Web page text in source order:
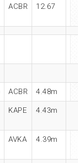
ACBR 12.67
ACBR 4.48m
KAPE 4.43m
AVKA 4.39m